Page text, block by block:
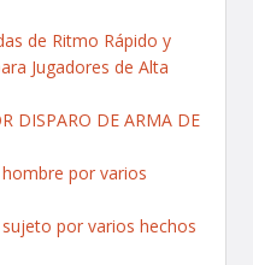
de Ritmo Rápido y
Jugadores de Alta
DISPARO DE ARMA DE
por varios
por varios hechos